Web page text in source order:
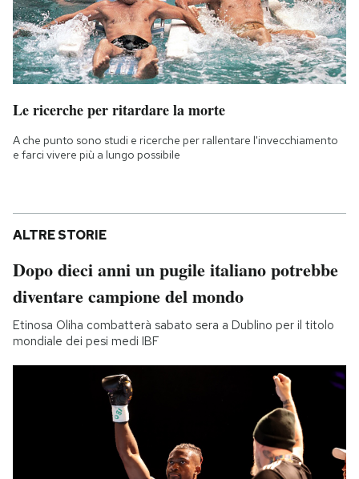
Le ricerche per ritardare la morte
A che punto sono studi e ricerche per rallentare l'invecchiamento
e farci vivere più a lungo possibile
ALTRE STORIE
Dopo dieci anni un pugile italiano potrebbe
diventare campione del mondo
Etinosa Oliha combatterà sabato sera a Dublino per il titolo
mondiale dei pesi medi IBF